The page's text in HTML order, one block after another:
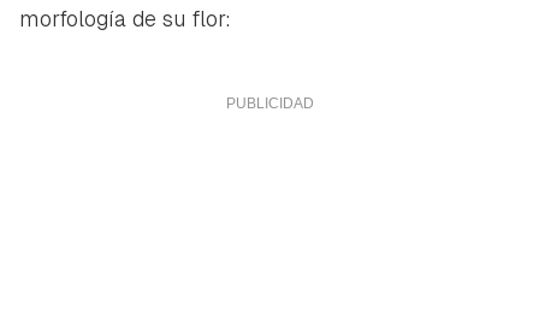
morfología de su flor: